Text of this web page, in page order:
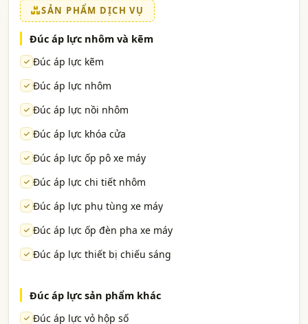
SẢN PHẨM DỊCH VỤ
Đúc áp lực nhôm và kẽm
Đúc áp lực kẽm
Đúc áp lực nhôm
Đúc áp lực nồi nhôm
Đúc áp lực khóa cửa
Đúc áp lực ốp pô xe máy
Đúc áp lực chi tiết nhôm
Đúc áp lực phụ tùng xe máy
Đúc áp lực ốp đèn pha xe máy
Đúc áp lực thiết bị chiếu sáng
Đúc áp lực sản phẩm khác
Đúc áp lực vỏ hộp số